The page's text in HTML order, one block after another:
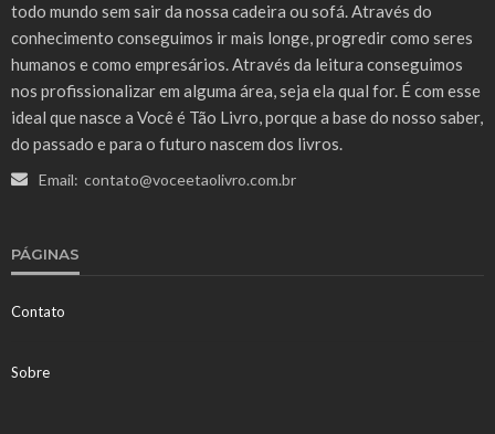
todo mundo sem sair da nossa cadeira ou sofá. Através do
conhecimento conseguimos ir mais longe, progredir como seres
humanos e como empresários. Através da leitura conseguimos
nos profissionalizar em alguma área, seja ela qual for. É com esse
ideal que nasce a Você é Tão Livro, porque a base do nosso saber,
do passado e para o futuro nascem dos livros.
Email: contato@voceetaolivro.com.br
PÁGINAS
Contato
Sobre